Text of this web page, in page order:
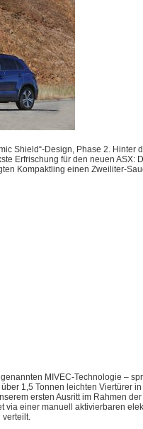
Shield“-Design, Phase 2.
Erfrischung für den neuen
Kompaktling einen Zweiliter-
MIVEC-Technologie –
1,5 Tonnen leichten Viertürer
ersten Ausritt im Rahmen
via einer manuell aktivierbaren
verteilt.